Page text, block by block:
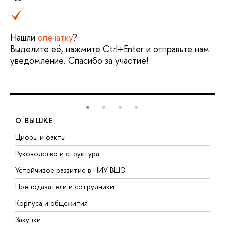
Нашли опечатку?
Выделите её, нажмите Ctrl+Enter и отправьте нам
уведомление. Спасибо за участие!
О ВЫШКЕ
Цифры и факты
Руководство и структура
Устойчивое развитие в НИУ ВШЭ
Преподаватели и сотрудники
Корпуса и общежития
Закупки